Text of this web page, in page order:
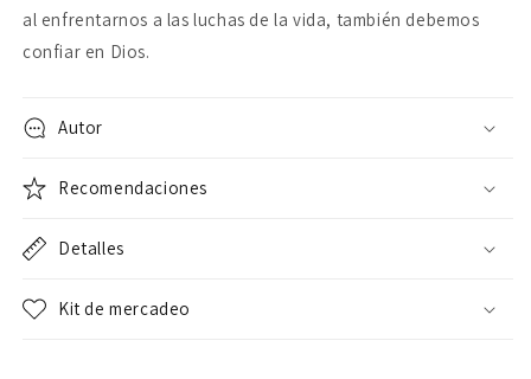
al enfrentarnos a las luchas de la vida, también debemos
confiar en Dios.
Autor
Recomendaciones
Detalles
Kit de mercadeo